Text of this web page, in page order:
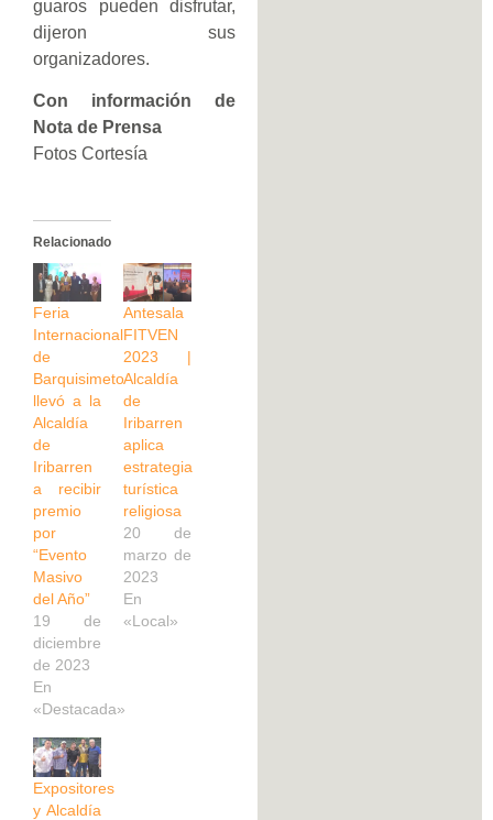
guaros pueden disfrutar,
dijeron sus
organizadores.
Con información de
Nota de Prensa
Fotos Cortesía
Relacionado
Feria
Internacional
de
Barquisimeto
llevó a la
Alcaldía
de
Iribarren
a recibir
premio
por
“Evento
Masivo
del Año”
19 de
diciembre
de 2023
En
«Destacada»
Antesala
FITVEN
2023 |
Alcaldía
de
Iribarren
aplica
estrategia
turística
religiosa
20 de
marzo de
2023
En
«Local»
Expositores
y Alcaldía